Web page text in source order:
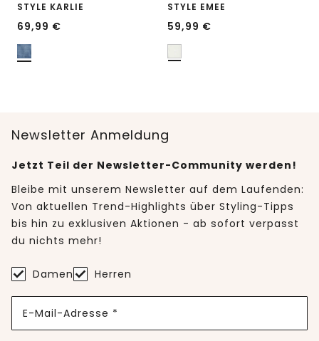
STYLE KARLIE
69,99 €
STYLE EMEE
59,99 €
Newsletter Anmeldung
Jetzt Teil der Newsletter-Community werden!
Bleibe mit unserem Newsletter auf dem Laufenden:
Von aktuellen Trend-Highlights über Styling-Tipps
bis hin zu exklusiven Aktionen - ab sofort verpasst
du nichts mehr!
Damen Herren
E-Mail-Adresse *